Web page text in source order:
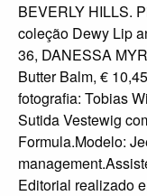
BEVERLY HILLS.
coleção Dewy Lip
36, DANESSA
Butter Balm, €
fotografia: Tobias
Sutida Vestewig
Formula.Modelo:
Editorial realizado